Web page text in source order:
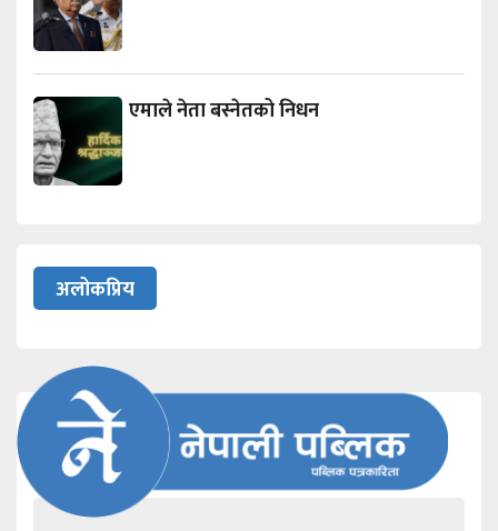
एमाले नेता बस्नेतको निधन
अलोकप्रिय